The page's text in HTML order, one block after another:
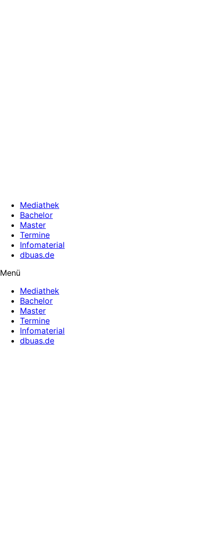
Mediathek
Bachelor
Master
Termine
Infomaterial
dbuas.de
Menü
Mediathek
Bachelor
Master
Termine
Infomaterial
dbuas.de